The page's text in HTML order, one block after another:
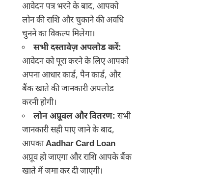
आवेदन पत्र भरने के बाद, आपको
लोन की राशि और चुकाने की अवधि
चुनने का विकल्प मिलेगा।
सभी दस्तावेज़ अपलोड करें:
आवेदन को पूरा करने के लिए आपको
अपना आधार कार्ड, पैन कार्ड, और
बैंक खाते की जानकारी अपलोड
करनी होगी।
लोन अप्रूवल और वितरण: सभी
जानकारी सही पाए जाने के बाद,
आपकाAadhar Card Loan
अप्रूव हो जाएगा और राशि आपके बैंक
खाते में जमा कर दी जाएगी।